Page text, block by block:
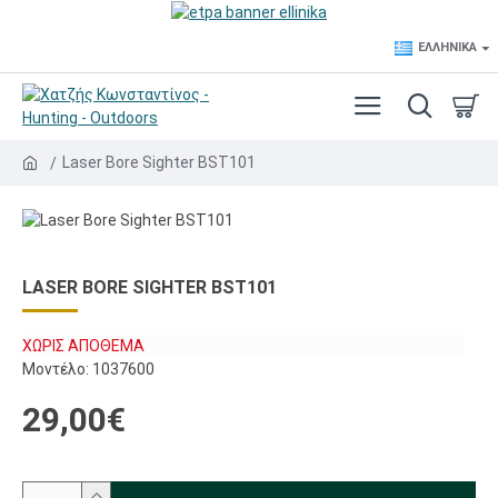
ΕΛΛΗΝΙΚΆ
Laser Bore Sighter BST101
LASER BORE SIGHTER BST101
ΧΩΡΊΣ ΑΠΌΘΕΜΑ
Μοντέλο: 1037600
29,00€